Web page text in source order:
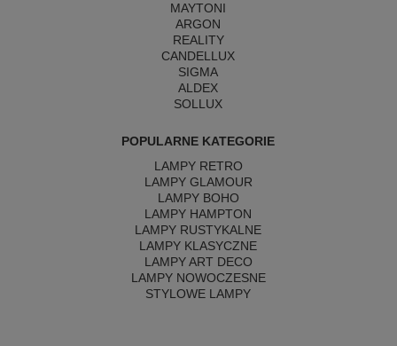
MAYTONI
ARGON
REALITY
CANDELLUX
SIGMA
ALDEX
SOLLUX
POPULARNE KATEGORIE
LAMPY RETRO
LAMPY GLAMOUR
LAMPY BOHO
LAMPY HAMPTON
LAMPY RUSTYKALNE
LAMPY KLASYCZNE
LAMPY ART DECO
LAMPY NOWOCZESNE
STYLOWE LAMPY